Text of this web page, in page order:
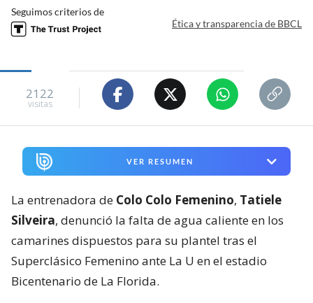
Seguimos criterios de
Ética y transparencia de BBCL
2122
visitas
VER RESUMEN
La entrenadora de Colo Colo Femenino, Tatiele
Silveira, denunció la falta de agua caliente en los
camarines dispuestos para su plantel tras el
Superclásico Femenino ante La U en el estadio
Bicentenario de La Florida.